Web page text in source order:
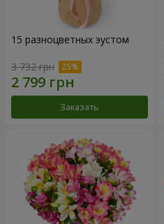
15 разноцветных эустом
3 732 грн
Заказать